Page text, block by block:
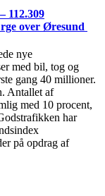
112.309
over Øresund
nye
med bil, tog og
gang 40 millioner.
Antallet af
med 10 procent,
har
på opdrag af